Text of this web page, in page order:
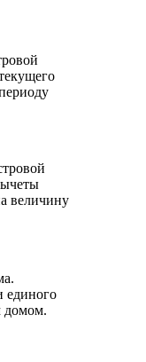
величину
единого
домом.